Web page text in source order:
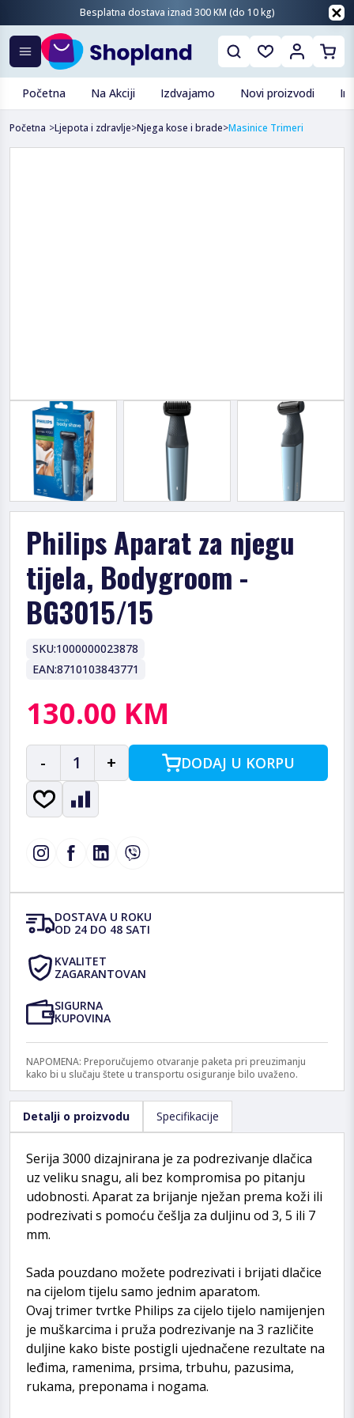
Besplatna dostava iznad 300 KM (do 10 kg)
Početna Na Akciji Izdvajamo Novi proizvodi
Početna >Ljepota i zdravlje>Njega kose i brade>Masinice Trimeri
Philips Aparat za njegu
tijela, Bodygroom -
BG3015/15
SKU:1000000023878
EAN:8710103843771
130.00 KM
- 1 + DODAJ U KORPU
DOSTAVA U ROKU
OD 24 DO 48 SATI
KVALITET
ZAGARANTOVAN
SIGURNA
KUPOVINA
NAPOMENA: Preporučujemo otvaranje paketa pri preuzimanju
kako bi u slučaju štete u transportu osiguranje bilo uvaženo.
Detalji o proizvodu Specifikacije
Serija 3000 dizajnirana je za podrezivanje dlačica
uz veliku snagu, ali bez kompromisa po pitanju
udobnosti. Aparat za brijanje nježan prema koži ili
podrezivati s pomoću češlja za duljinu od 3, 5 ili 7
mm.
Sada pouzdano možete podrezivati i brijati dlačice
na cijelom tijelu samo jednim aparatom.
Ovaj trimer tvrtke Philips za cijelo tijelo namijenjen
je muškarcima i pruža podrezivanje na 3 različite
duljine kako biste postigli ujednačene rezultate na
leđima, ramenima, prsima, trbuhu, pazusima,
rukama, preponama i nogama.